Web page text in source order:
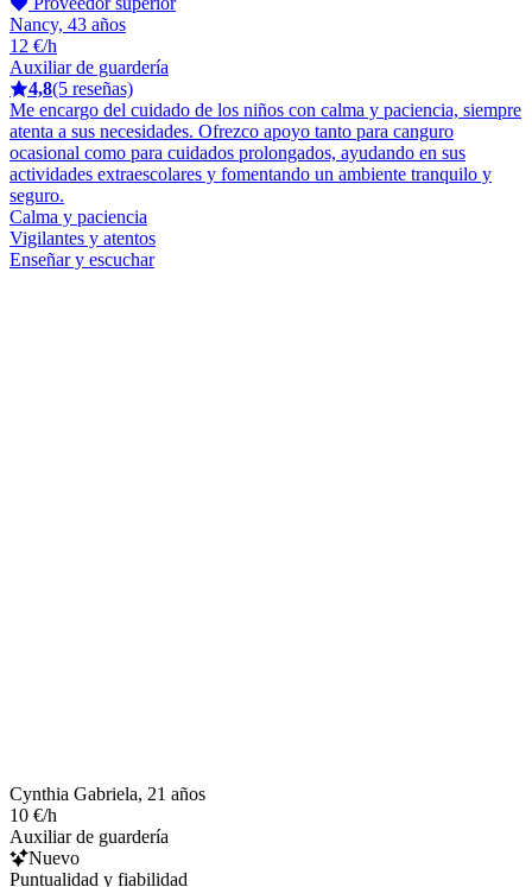
Nancy, 43 años
12 €/h
Auxiliar de guardería
4,8(5 reseñas)
Me encargo del cuidado de los niños con calma y paciencia, siempre
atenta a sus necesidades. Ofrezco apoyo tanto para canguro
ocasional como para cuidados prolongados, ayudando en sus
actividades extraescolares y fomentando un ambiente tranquilo y
seguro.
Calma y paciencia
Vigilantes y atentos
Enseñar y escuchar
Cynthia Gabriela, 21 años
10 €/h
Auxiliar de guardería
Nuevo
Puntualidad y fiabilidad